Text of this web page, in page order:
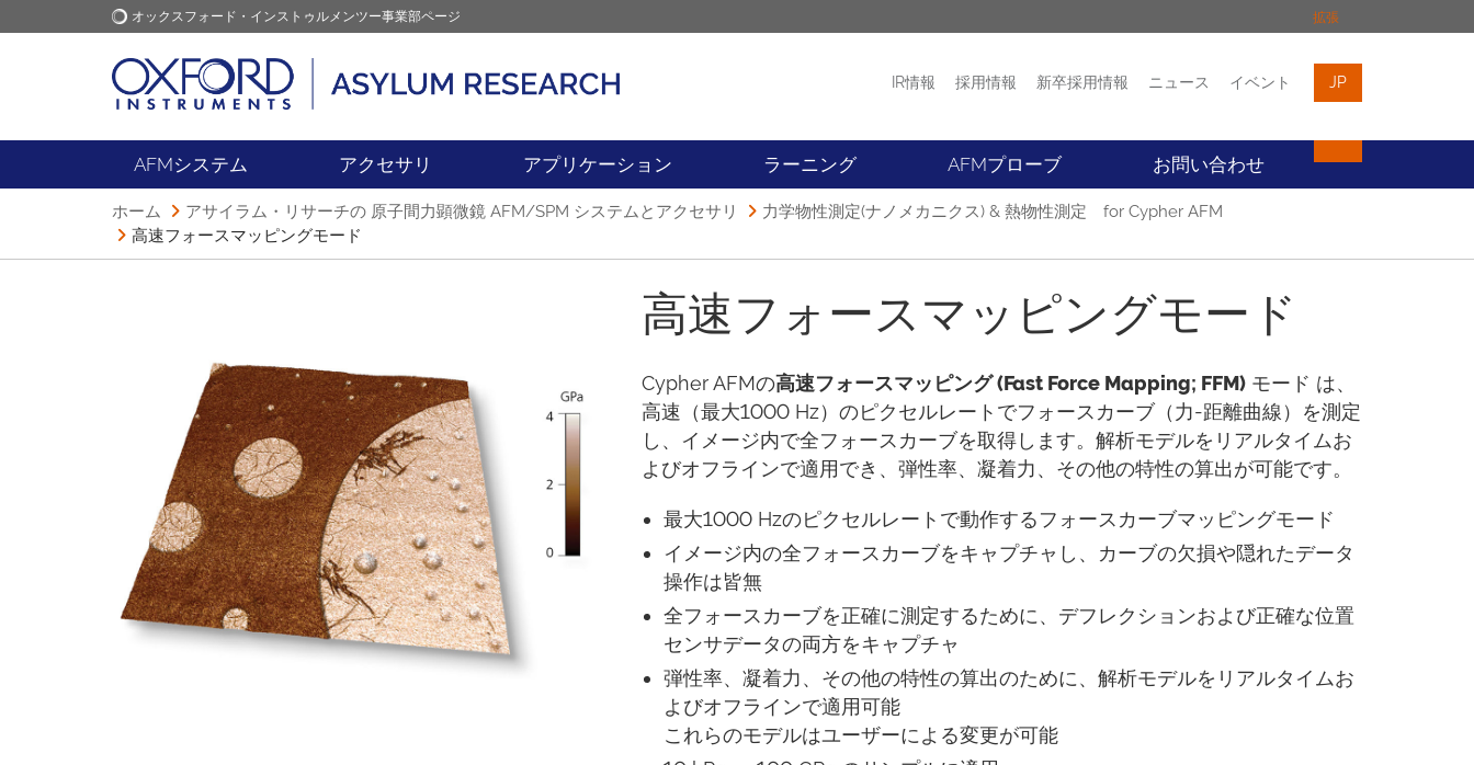
オックスフォード・インストゥルメンツー事業部ページ 拡張
オックスフォード・インス
トゥルメンツ
アプリケーション プロダクト イベント お問い合わせ
IR情報 採用情報 新卒採用情報 ニュース イベント JP
AFMシステム アクセサリ アプリケーション ラーニング AFMプローブ お問い合わせ
ホーム アサイラム・リサーチの 原子間力顕微鏡 AFM/SPM システムとアクセサリ
力学物性測定(ナノメカニクス) & 熱物性測定 for Cypher AFM
高速フォースマッピングモード
高速フォースマッピングモード
Cypher AFMの高速フォースマッピング (Fast Force Mapping; FFM) モード は、
高速（最大1000 Hz）のピクセルレートでフォースカーブ（力-距離曲線）を測定
し、イメージ内で全フォースカーブを取得します。解析モデルをリアルタイムお
よびオフラインで適用でき、弾性率、凝着力、その他の特性の算出が可能です。
最大1000 Hzのピクセルレートで動作するフォースカーブマッピングモード
イメージ内の全フォースカーブをキャプチャし、カーブの欠損や隠れたデータ
操作は皆無
全フォースカーブを正確に測定するために、デフレクションおよび正確な位置
センサデータの両方をキャプチャ
弾性率、凝着力、その他の特性の算出のために、解析モデルをリアルタイムお
よびオフラインで適用可能
これらのモデルはユーザーによる変更が可能